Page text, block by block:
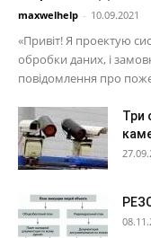
maxwelhelp - 10.09.2021
«Привіт! Я проектую
обробки даних, і
повідомлення про
Три